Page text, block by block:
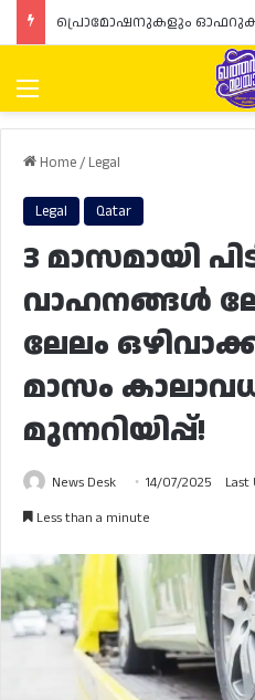
Menu
Home/ Legal
Legal Qatar
3 മാസമായി
വാഹനങ്ങൾ
ലേലം
മാസം
മുന്നറിയിപ്പ്!
News Desk 14/07/2025 Last
Less than a minute